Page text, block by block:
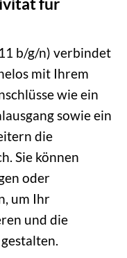
b/g/n) verbindet
mit Ihrem
wie ein
sowie ein
die
Sie können
oder
um Ihr
und die